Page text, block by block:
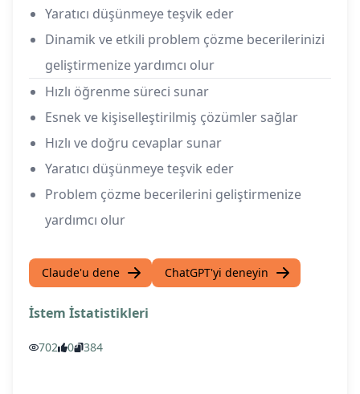
Yaratıcı düşünmeye teşvik eder
Dinamik ve etkili problem çözme becerilerinizi
geliştirmenize yardımcı olur
Hızlı öğrenme süreci sunar
Esnek ve kişiselleştirilmiş çözümler sağlar
Hızlı ve doğru cevaplar sunar
Yaratıcı düşünmeye teşvik eder
Problem çözme becerilerini geliştirmenize
yardımcı olur
Claude'u dene ChatGPT'yi deneyin
İstem İstatistikleri
702 0 384